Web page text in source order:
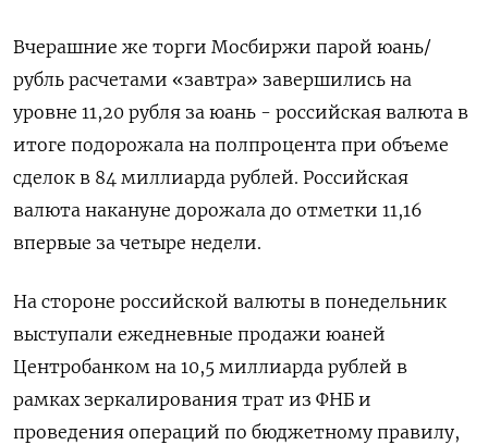
Вчерашние же торги Мосбиржи парой юань/
рубль расчетами «завтра» завершились на
уровне 11,20 рубля за юань - российская валюта в
итоге подорожала на полпроцента при объеме
сделок в 84 миллиарда рублей. Российская
валюта накануне дорожала до отметки 11,16
впервые за четыре недели.
На стороне российской валюты в понедельник
выступали ежедневные продажи юаней
Центробанком на 10,5 миллиарда рублей в
рамках зеркалирования трат из ФНБ и
проведения операций по бюджетному правилу,